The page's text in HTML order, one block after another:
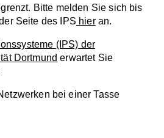
Bitte melden Sie sich bis
Seite des IPS hieran.
(IPS) der
Dortmund erwartet Sie
bei einer Tasse